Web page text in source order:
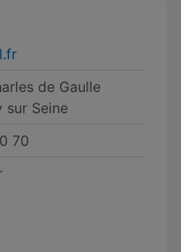
de Gaulle
sur Seine
70